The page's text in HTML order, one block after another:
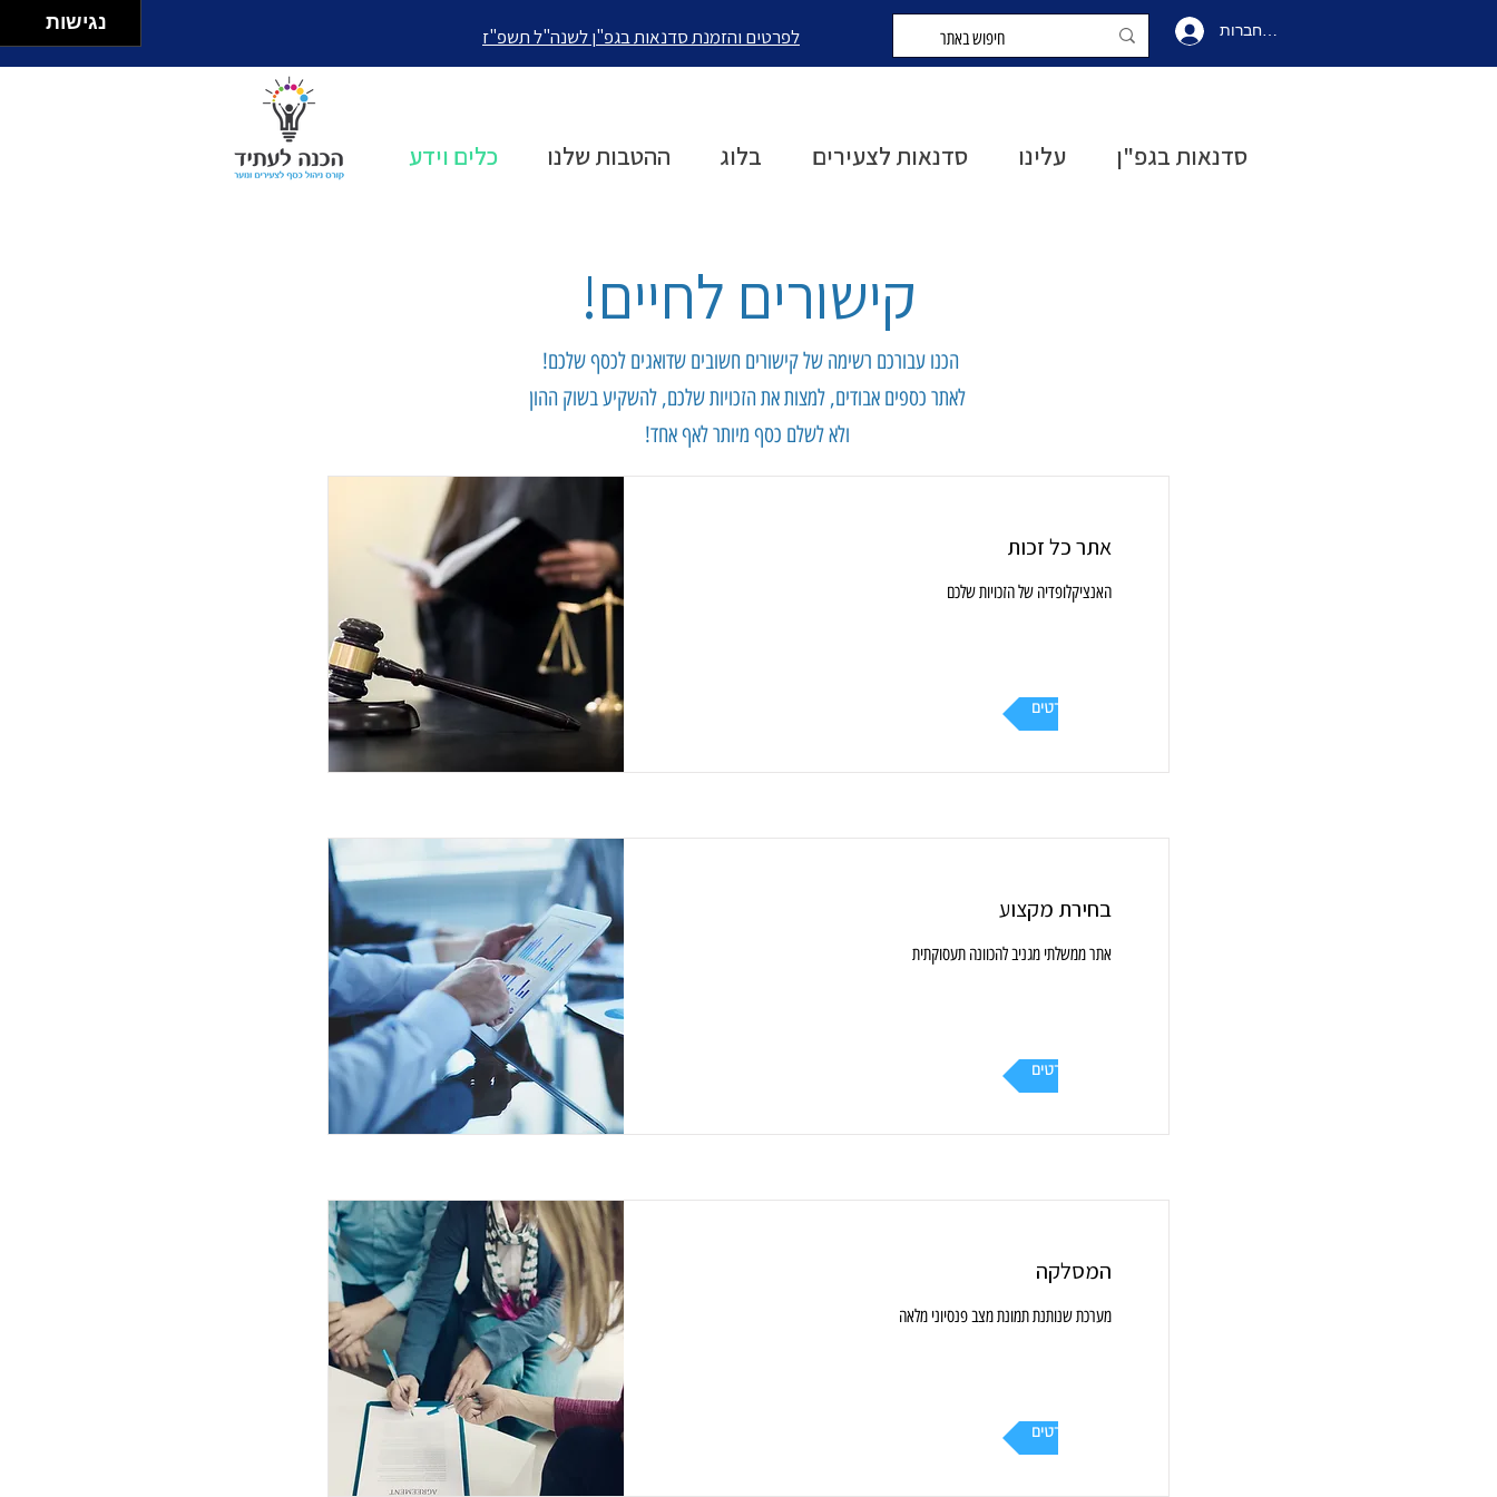
התחברו להתחברות לפרטים והזמנת סדנאות בגפ"ן לשנה"ל תשפ"ז
סדנאות בגפ"ן עלינו סדנאות לצעירים בלוג ההטבות שלנו כלים וידע
קישורים לחיים!
הכנו עבורכם רשימה של קישורים חשובים שדואגים לכסף שלכם!
לאתר כספים אבודים, למצות את הזכויות שלכם, להשקיע בשוק ההון
ולא לשלם כסף מיותר לאף אחד!
אתר כל זכות
האנציקלופדיה של הזכויות שלכם
עוד פרטים
בחירת מקצוע
אתר ממשלתי מגניב להכוונה תעסוקתית
עוד פרטים
המסלקה
מערכת שנותנת תמונת מצב פנסיוני מלאה
עוד פרטים
נגישות